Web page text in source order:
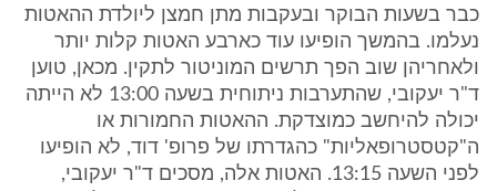
כבר בשעות הבוקר ובעקבות מתן חמצן ליולדת ההאטות
נעלמו. בהמשך הופיעו עוד כארבע האטות קלות יותר
ולאחריהן שוב הפך תרשים המוניטור לתקין. מכאן, טוען
ד"ר יעקובי, שהתערבות ניתוחית בשעה 13:00 לא הייתה
יכולה להיחשב כמוצדקת. ההאטות החמורות או
ה"קטסטרופאליות" כהגדרתו של פרופ' דוד, לא הופיעו
לפני השעה 13:15. האטות אלה, מסכים ד"ר יעקובי,